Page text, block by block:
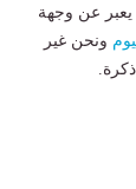
يعبر عن وجهة
ونحن غير